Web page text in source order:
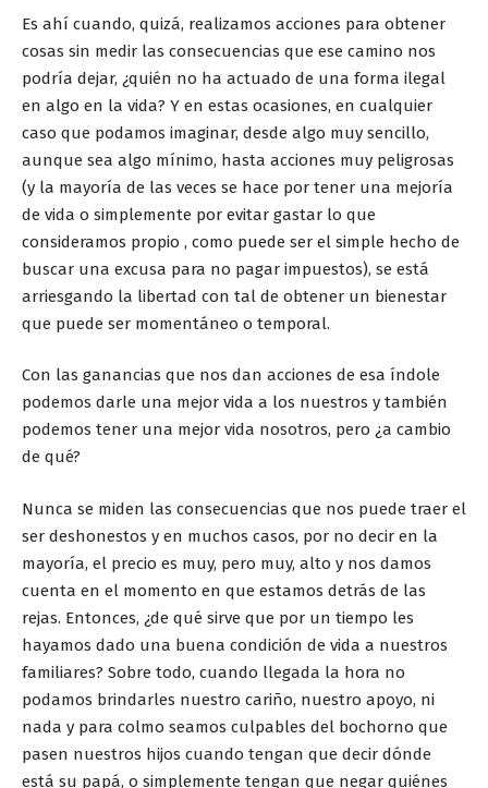
Es ahí cuando, quizá, realizamos acciones para obtener
cosas sin medir las consecuencias que ese camino nos
podría dejar, ¿quién no ha actuado de una forma ilegal
en algo en la vida? Y en estas ocasiones, en cualquier
caso que podamos imaginar, desde algo muy sencillo,
aunque sea algo mínimo, hasta acciones muy peligrosas
(y la mayoría de las veces se hace por tener una mejoría
de vida o simplemente por evitar gastar lo que
consideramos propio , como puede ser el simple hecho de
buscar una excusa para no pagar impuestos), se está
arriesgando la libertad con tal de obtener un bienestar
que puede ser momentáneo o temporal.
Con las ganancias que nos dan acciones de esa índole
podemos darle una mejor vida a los nuestros y también
podemos tener una mejor vida nosotros, pero ¿a cambio
de qué?
Nunca se miden las consecuencias que nos puede traer el
ser deshonestos y en muchos casos, por no decir en la
mayoría, el precio es muy, pero muy, alto y nos damos
cuenta en el momento en que estamos detrás de las
rejas. Entonces, ¿de qué sirve que por un tiempo les
hayamos dado una buena condición de vida a nuestros
familiares? Sobre todo, cuando llegada la hora no
podamos brindarles nuestro cariño, nuestro apoyo, ni
nada y para colmo seamos culpables del bochorno que
pasen nuestros hijos cuando tengan que decir dónde
está su papá, o simplemente tengan que negar quiénes